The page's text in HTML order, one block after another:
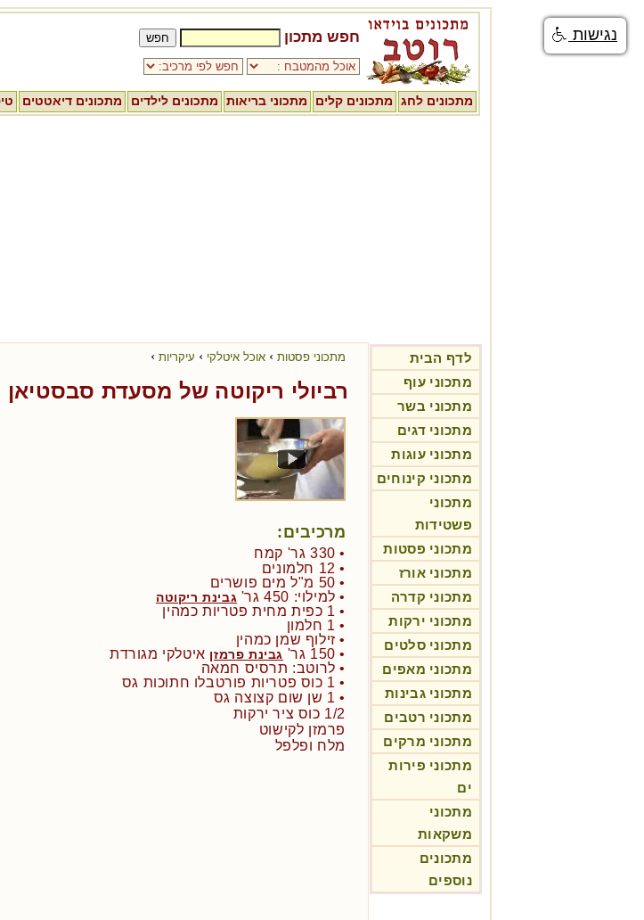
חפש מתכון
מתכונים לחג מתכונים קלים מתכוני בריאות מתכונים לילדים מתכונים דיאטטים
לדף הבית
מתכוני עוף
מתכוני בשר
מתכוני דגים
מתכוני עוגות
מתכוני קינוחים
מתכוני
פשטידות
מתכוני פסטות
מתכוני אורז
מתכוני קדרה
מתכוני ירקות
מתכוני סלטים
מתכוני מאפים
מתכוני גבינות
מתכוני רטבים
מתכוני מרקים
מתכוני פירות
ים
מתכוני
משקאות
מתכונים
נוספים
מתכוני פסטות › אוכל איטלקי › עיקריות ›
רביולי ריקוטה של מסעדת סבסטיאן
מרכיבים:
• 330 גר' קמח
• 12 חלמונים
• 50 מ"ל מים פושרים
• למילוי: 450 גר'
גבינת ריקוטה
• 1 כפית מחית פטריות כמהין
• 1 חלמון
• זילוף שמן כמהין
• 150 גר'
גבינת פרמזן איטלקי מגורדת
• לרוטב: תרסיס חמאה
• 1 כוס פטריות פורטבלו חתוכות גס
• 1 שן שום קצוצה גס
1/2 כוס ציר ירקות
פרמזן לקישוט
מלח ופלפל
נגישות